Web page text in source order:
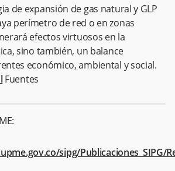
de expansión de gas natural y GLP
perímetro de red o en zonas
efectos virtuosos en la
sino también, un balance
económico, ambiental y social.
Fuentes
sipg/Publicaciones_SIPG/